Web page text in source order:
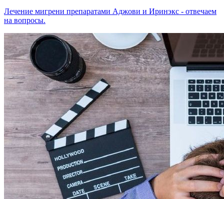
Лечение мигрени препаратами Аджови и Иринэкс - отвечаем
на вопросы.